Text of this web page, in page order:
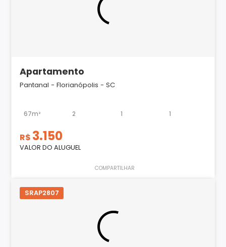
Apartamento
Pantanal - Florianópolis - SC
67m² 2 1 1
R$ 3.150
VALOR DO ALUGUEL
COMPARTILHAR
SRAP2807